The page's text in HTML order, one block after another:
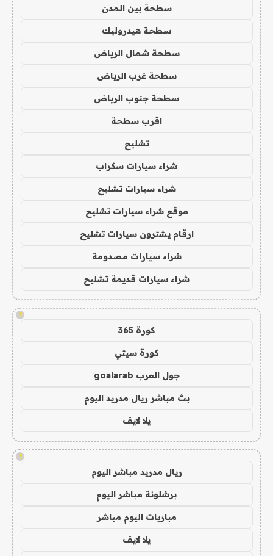
سطحة بين المدن
سطحة هيدروليك
سطحة شمال الرياض
سطحة غرب الرياض
سطحة جنوب الرياض
اقرب سطحة
تشليح
شراء سيارات سكراب
شراء سيارات تشليح
موقع شراء سيارات تشليح
ارقام يشترون سيارات تشليح
شراء سيارات مصدومة
شراء سيارات قديمة تشليح
!
كورة 365
كورة سيتي
جول العرب goalarab
بث مباشر ريال مدريد اليوم
يلا لايف
!
ريال مدريد مباشر اليوم
برشلونة مباشر اليوم
مباريات اليوم مباشر
يلا لايف